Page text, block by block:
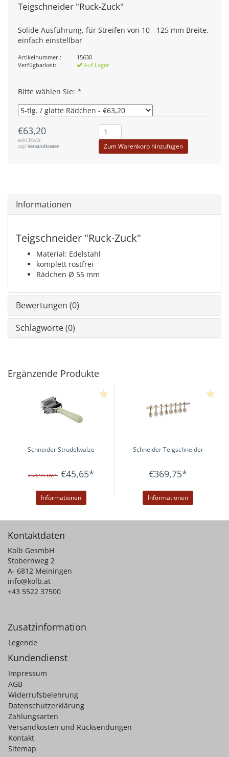
Teigschneider "Ruck-Zuck"
Solide Ausführung, für Streifen von 10 - 125 mm Breite,
einfach einstellbar
Artikelnummer::
15630
Verfügbarkeit:
Auf Lager
Bitte wählen Sie: *
€63,20
exkl. MwSt.
zzgl.Versandkosten Zum Warenkorb hinzufügen
Informationen
Teigschneider "Ruck-Zuck"
Material: Edelstahl
komplett rostfrei
Rädchen Ø 55 mm
Bewertungen (0)
Schlagworte (0)
Ergänzende Produkte
SchneiderStrudelwalze
€54,55UVP €45,65*
Informationen
SchneiderTeigschneider
€369,75*
Informationen
Kontaktdaten
Kolb GesmbH
Stobernweg 2
A- 6812 Meiningen
info@kolb.at
+43 5522 37500
Zusatzinformation
Legende
Kundendienst
Impressum
AGB
Widerrufsbelehrung
Datenschutzerklärung
Zahlungsarten
Versandkosten und Rücksendungen
Kontakt
Sitemap